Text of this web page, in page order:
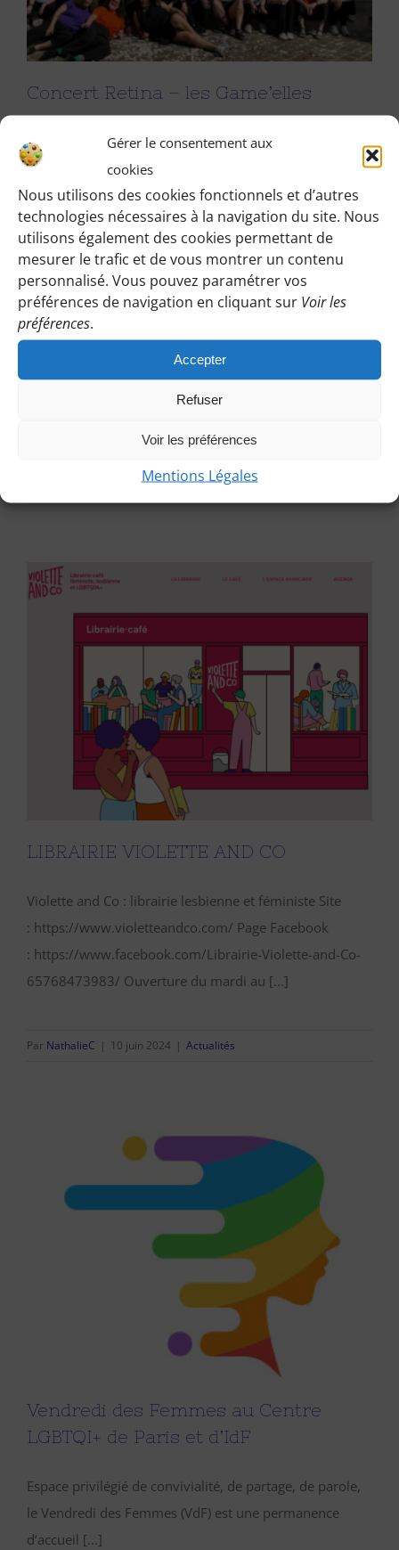
Gérer le consentement aux
cookies
Nous utilisons des cookies fonctionnels et d’autres
technologies nécessaires à la navigation du site. Nous
utilisons également des cookies permettant de
mesurer le trafic et de vous montrer un contenu
personnalisé. Vous pouvez paramétrer vos
préférences de navigation en cliquant sur Voir les
préférences.
Accepter
Refuser
Voir les préférences
Mentions Légales
Concert Retina – les Game’elles
Concert Retina - les Game'elles 31 mai, 16h – Concert
avec avec O’puces 93 et Tsouen Tsouen. au [...]
ParIsabelle C | 25 mai 2026 | Actualités
Conseil d’administration 2025
Le conseil d'administration 2025 se compose de :
Bernadette, Bianca, Céline, Dominique, Élisa, Estelle,
6 mai 2025 | Actualités
LIBRAIRIE VIOLETTE AND CO
Violette and Co : librairie lesbienne et féministe Site
: https://www.violetteandco.com/ Page Facebook
: https://www.facebook.com/Librairie-Violette-and-Co-
65768473983/ Ouverture du mardi au [...]
Par NathalieC | 10 juin 2024 | Actualités
Vendredi des Femmes au Centre
LGBTQI+ de Paris et d’IdF
Espace privilégié de convivialité, de partage, de parole,
le Vendredi des Femmes (VdF) est une permanence
d’accueil [...]